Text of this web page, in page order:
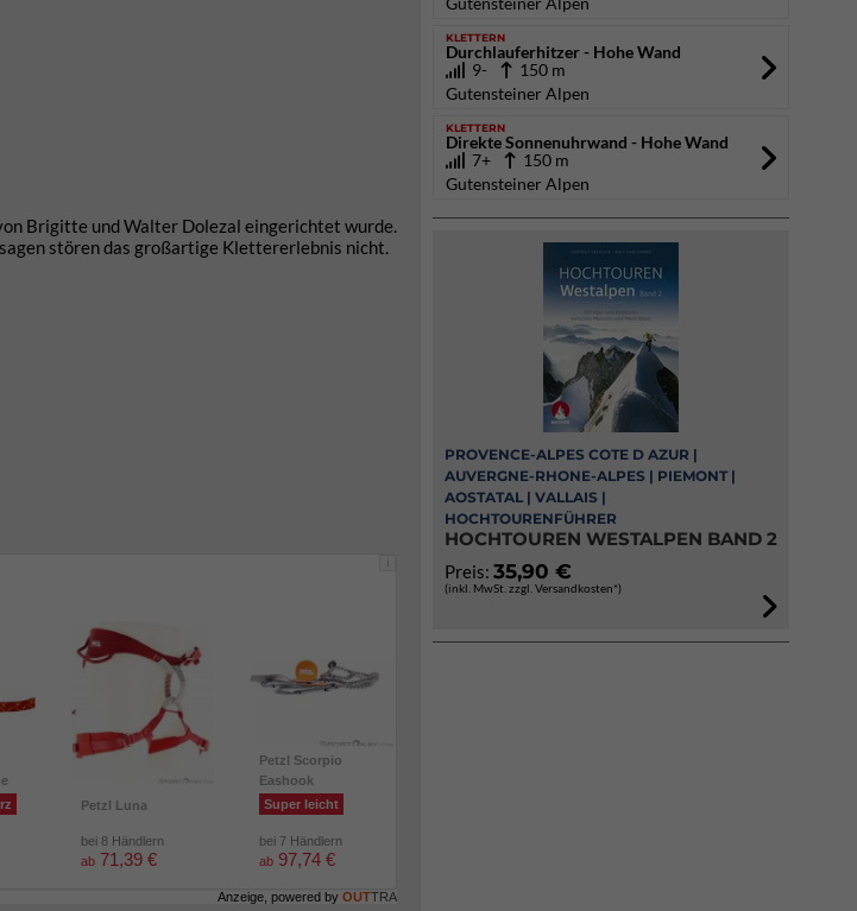
Brigitte und Walter Dolezal eingerichtet wurde.
stören das großartige Klettererlebnis nicht.
i
Petzl Luna
bei 8 Händlern
ab 71,39 €
Petzl Scorpio
Eashook
Super leicht
bei 7 Händlern
ab 97,74 €
Anzeige, powered by OUTTRA
KLETTERN
Durchlauferhitzer - Hohe Wand
9-
150 m
Gutensteiner Alpen
KLETTERN
Direkte Sonnenuhrwand - Hohe Wand
7+
150 m
Gutensteiner Alpen
PROVENCE-ALPES COTE D AZUR |
AUVERGNE-RHONE-ALPES | PIEMONT |
AOSTATAL | VALLAIS |
HOCHTOURENFÜHRER
HOCHTOUREN WESTALPEN BAND 2
Preis: 35,90 €
(inkl. MwSt. zzgl. Versandkosten*)